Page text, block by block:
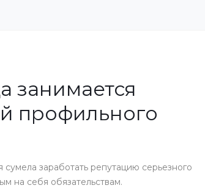
занимается
профильного
заработать репутацию серьезного
на себя обязательствам.